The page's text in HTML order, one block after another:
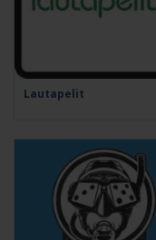
Lautapelit